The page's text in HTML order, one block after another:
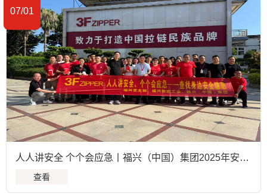
07/01
人人讲安全 个个会应急丨福兴（中国）集团2025年安全月系列活动圆满落幕
查看